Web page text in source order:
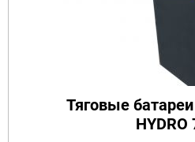
Тяговые
HYDRO